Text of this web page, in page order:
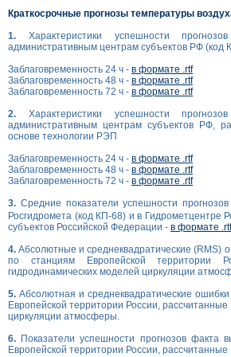
Краткосрочные прогнозы температуры
1. Характеристики успешности
административным центрам субъектов РФ (код
Заблаговременность 24 ч - в формате .rtf
Заблаговременность 48 ч - в формате .rtf
Заблаговременность 72 ч - в формате .rtf
2. Характеристики успешности
административным центрам субъектов РФ,
основе технологии РЭП
Заблаговременность 24 ч - в формате .rtf
Заблаговременность 48 ч - в формате .rtf
Заблаговременность 72 ч - в формате .rtf
3. Средние показатели успешности
Росгидромета (код КП-68) и в Гидрометцентре
субъектов Российской Федерации - в формате .rtf
4. Абсолютные и среднеквадратические (RMS)
по станциям Европейской территории
гидродинамических моделей циркуляции
5. Абсолютная и среднеквадратические
Европейской территории России,
циркуляции атмосферы.
6. Показатели успешности прогнозов факта
Европейской территории России,